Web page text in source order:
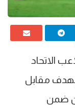
الاتحاد
مقابل
ضمن